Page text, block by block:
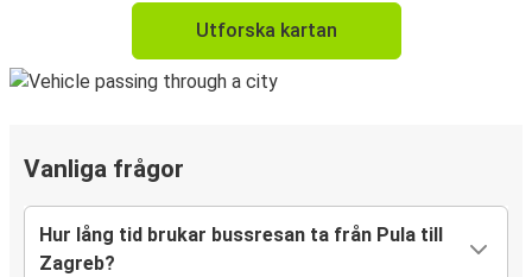
Utforska kartan
Vanliga frågor
Hur lång tid brukar bussresan ta från Pula till
Zagreb?